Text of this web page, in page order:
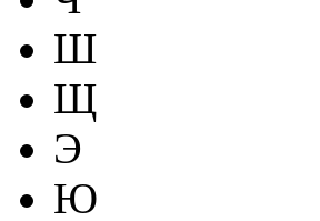
Ш
Щ
Э
Ю